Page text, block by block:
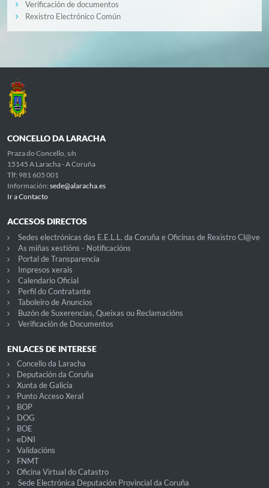
Verificación de documentos
Rexistro Electrónico Común
CONCELLO DA LARACHA
Praza do Concello, s/n
15145 A Laracha - A Coruña
Tlf: 981 605 001
Información: sede@alaracha.es
Ir a Contacto
ACCESOS DIRECTOS
Sedes electrónicas das E.E.L.L. da Coruña e Oficinas de Rexistro Cl@ve
As miñas xestións - Notificacións
Portal de Transparencia
Impresos xerais
Calendario Oficial
Perfil do Contratante
Taboleiro de Anuncios
Buzón de Suxerencias, Queixas ou Reclamacións
Verificación de Documentos
ENLACES DE INTERESE
Concello da Laracha
Deputación da Coruña
Xunta de Galicia
Punto Acceso Xeral
BOP
DOG
BOE
eDNI
Validacións
FNMT
Oficina Virtual do Catastro
Sede Electrónica Deputación Provincial da Coruña